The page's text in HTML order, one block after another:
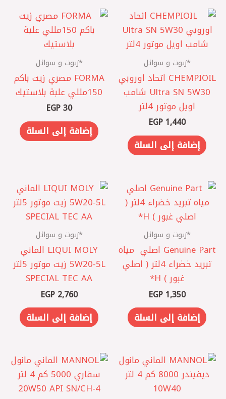
*زيوت و سوائل
CHEMPIOIL اتحاد اوروبي
‎Ultra SN 5W30 شامب
اويل موتور 4لتر
EGP1,440
إضافة إلى السلة
*زيوت و سوائل
FORMA مصري ‎زيت باكم
150مللي علبة بلاستيك
EGP30
إضافة إلى السلة
*زيوت و سوائل
Genuine Part اصلي ‎ مياه
تبريد خضراء 4لتر ( اصلي
غبور ) H*
EGP1,350
إضافة إلى السلة
*زيوت و سوائل
LIQUI MOLY الماني
5W20-5L زيت موتور 5لتر
SPECIAL TEC AA
EGP2,760
إضافة إلى السلة